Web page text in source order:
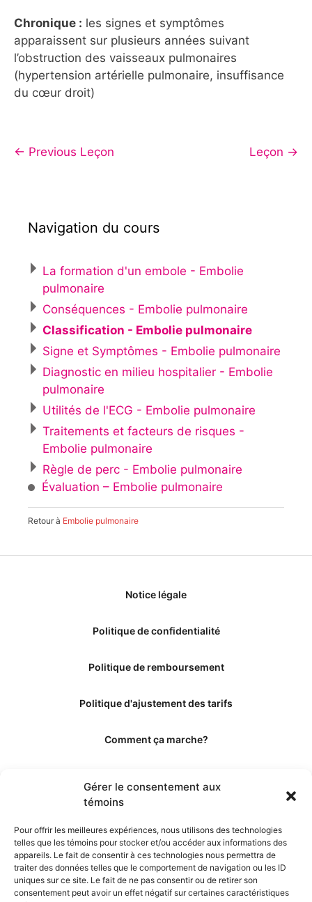
Gérer le consentement aux
témoins
Pour offrir les meilleures expériences, nous utilisons des technologies
telles que les témoins pour stocker et/ou accéder aux informations des
appareils. Le fait de consentir à ces technologies nous permettra de
traiter des données telles que le comportement de navigation ou les ID
uniques sur ce site. Le fait de ne pas consentir ou de retirer son
consentement peut avoir un effet négatif sur certaines caractéristiques
Chronique : les signes et symptômes
apparaissent sur plusieurs années suivant
l’obstruction des vaisseaux pulmonaires
(hypertension artérielle pulmonaire, insuffisance
du cœur droit)
← Previous Leçon Leçon →
Navigation du cours
La formation d'un embole - Embolie
pulmonaire
Conséquences - Embolie pulmonaire
Classification - Embolie pulmonaire
Signe et Symptômes - Embolie pulmonaire
Diagnostic en milieu hospitalier - Embolie
pulmonaire
Utilités de l'ECG - Embolie pulmonaire
Traitements et facteurs de risques -
Embolie pulmonaire
Règle de perc - Embolie pulmonaire
Évaluation – Embolie pulmonaire
Retour à Embolie pulmonaire
Notice légale
Politique de confidentialité
Politique de remboursement
Politique d'ajustement des tarifs
Comment ça marche?
Les éditeurs
Les experts et collaborateurs